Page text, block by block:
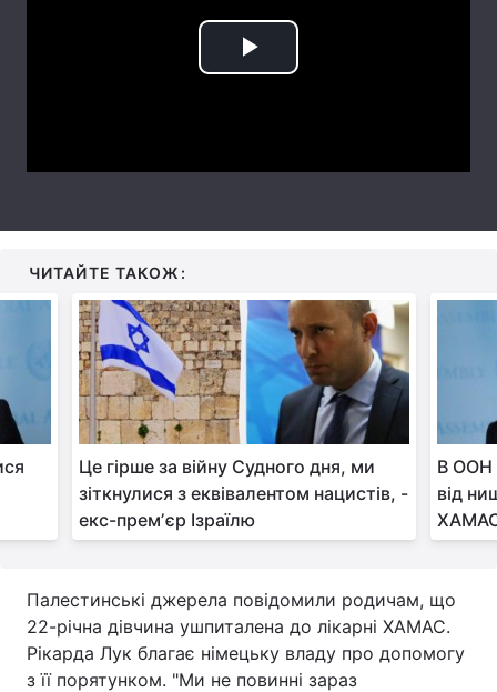
Play
ЧИТАЙТЕ ТАКОЖ:
Це гірше за війну Судного дня, ми
зіткнулися з еквівалентом нацистів, -
екс-премʼєр Ізраїлю
В ООН
від
Палестинські джерела повідомили родичам, що
22-річна дівчина ушпиталена до лікарні ХАМАС.
Рікарда Лук благає німецьку владу про допомогу
з її порятунком. "Ми не повинні зараз